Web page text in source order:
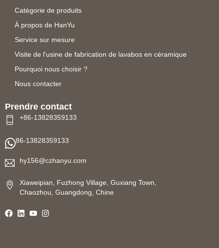
Catégorie de produits
À propos de HanYu
Service sur mesure
Visite de l'usine de fabrication de lavabos en céramique
Pourquoi nous choisir ?
Nous contacter
Prendre contact
+86-13828359133
86-13828359133
hy156@czhanyu.com
Xiaweipian, Fuzhong Village, Guxiang Town,
Chaozhou, Guangdong, Chine